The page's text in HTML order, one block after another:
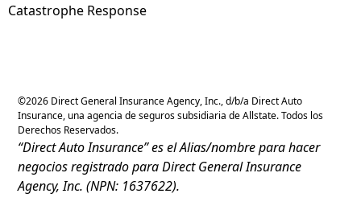
Catastrophe Response
©2026 Direct General Insurance Agency, Inc., d/b/a Direct Auto
Insurance, una agencia de seguros subsidiaria de Allstate. Todos los
Derechos Reservados.
“Direct Auto Insurance” es el Alias/nombre para hacer
negocios registrado para Direct General Insurance
Agency, Inc. (NPN: 1637622).